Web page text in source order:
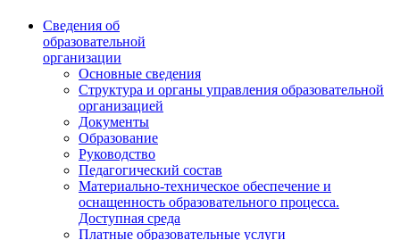
Сведения об
образовательной
организации
Основные сведения
Структура и органы управления образовательной
организацией
Документы
Образование
Руководство
Педагогический состав
Материально-техническое обеспечение и
оснащенность образовательного процесса.
Доступная среда
Платные образовательные услуги